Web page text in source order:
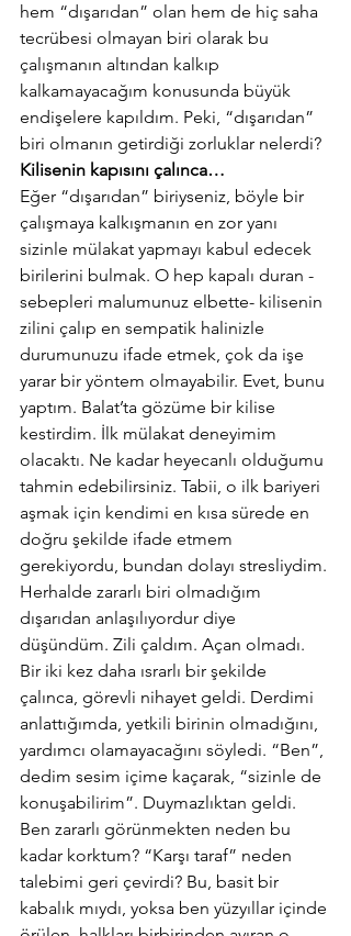
hem “dışarıdan” olan hem de hiç saha
tecrübesi olmayan biri olarak bu
çalışmanın altından kalkıp
kalkamayacağım konusunda büyük
endişelere kapıldım. Peki, “dışarıdan”
biri olmanın getirdiği zorluklar nelerdi?
Kilisenin kapısını çalınca…
Eğer “dışarıdan” biriyseniz, böyle bir
çalışmaya kalkışmanın en zor yanı
sizinle mülakat yapmayı kabul edecek
birilerini bulmak. O hep kapalı duran -
sebepleri malumunuz elbette- kilisenin
zilini çalıp en sempatik halinizle
durumunuzu ifade etmek, çok da işe
yarar bir yöntem olmayabilir. Evet, bunu
yaptım. Balat’ta gözüme bir kilise
kestirdim. İlk mülakat deneyimim
olacaktı. Ne kadar heyecanlı olduğumu
tahmin edebilirsiniz. Tabii, o ilk bariyeri
aşmak için kendimi en kısa sürede en
doğru şekilde ifade etmem
gerekiyordu, bundan dolayı stresliydim.
Herhalde zararlı biri olmadığım
dışarıdan anlaşılıyordur diye
düşündüm. Zili çaldım. Açan olmadı.
Bir iki kez daha ısrarlı bir şekilde
çalınca, görevli nihayet geldi. Derdimi
anlattığımda, yetkili birinin olmadığını,
yardımcı olamayacağını söyledi. “Ben”,
dedim sesim içime kaçarak, “sizinle de
konuşabilirim”. Duymazlıktan geldi.
Ben zararlı görünmekten neden bu
kadar korktum? “Karşı taraf” neden
talebimi geri çevirdi? Bu, basit bir
kabalık mıydı, yoksa ben yüzyıllar içinde